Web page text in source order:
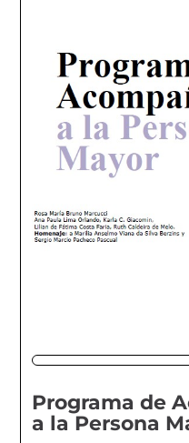
Programa de
a la Persona